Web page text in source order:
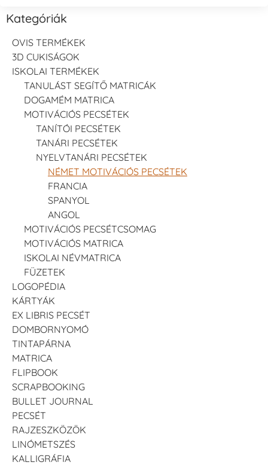
Kategóriák
OVIS TERMÉKEK
3D CUKISÁGOK
ISKOLAI TERMÉKEK
TANULÁST SEGÍTŐ MATRICÁK
DOGAMÉM MATRICA
MOTIVÁCIÓS PECSÉTEK
TANÍTÓI PECSÉTEK
TANÁRI PECSÉTEK
NYELVTANÁRI PECSÉTEK
NÉMET MOTIVÁCIÓS PECSÉTEK
FRANCIA
SPANYOL
ANGOL
MOTIVÁCIÓS PECSÉTCSOMAG
MOTIVÁCIÓS MATRICA
ISKOLAI NÉVMATRICA
FÜZETEK
LOGOPÉDIA
KÁRTYÁK
EX LIBRIS PECSÉT
DOMBORNYOMÓ
TINTAPÁRNA
MATRICA
FLIPBOOK
SCRAPBOOKING
BULLET JOURNAL
PECSÉT
RAJZESZKÖZÖK
LINÓMETSZÉS
KALLIGRÁFIA